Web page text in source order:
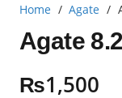
Home / Agate /
Agate
₨1,500